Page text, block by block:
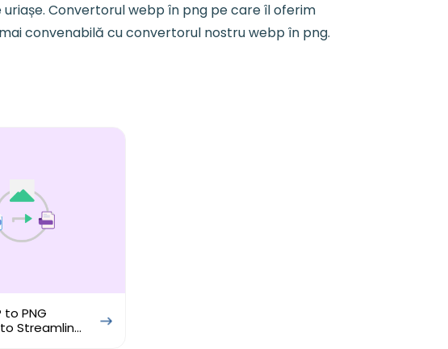
Convertorul webp în png pe care îl oferim
convenabilă cu convertorul nostru webp în png.
to PNG
Streamline